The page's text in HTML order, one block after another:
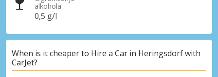
alkohola
0,5 g/l
When is it cheaper to Hire a Car in Heringsdorf with
CarJet?